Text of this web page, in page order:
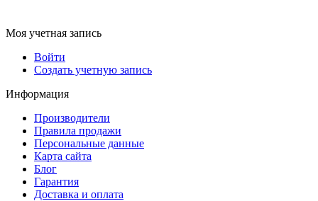
Моя учетная запись
Войти
Создать учетную запись
Информация
Производители
Правила продажи
Персональные данные
Карта сайта
Блог
Гарантия
Доставка и оплата